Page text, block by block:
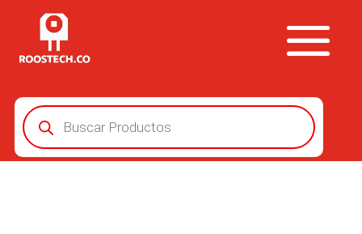
Búsqueda
de
productos